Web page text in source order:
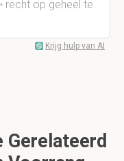
recht op geheel te
Krijg hulp van AI
Gerelateerd